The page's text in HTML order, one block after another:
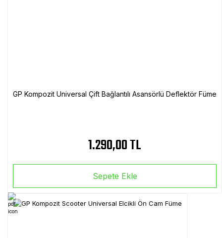
GP Kompozit Universal Çift Bağlantılı Asansörlü Deflektör Füme
1.290,00 TL
Sepete Ekle